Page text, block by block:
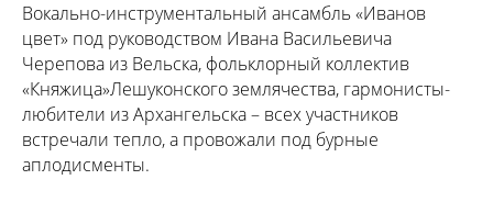
Вокально-инструментальный ансамбль «Иванов
цвет» под руководством Ивана Васильевича
Черепова из Вельска, фольклорный коллектив
«Княжица»Лешуконского землячества, гармонисты-
любители из Архангельска – всех участников
встречали тепло, а провожали под бурные
аплодисменты.